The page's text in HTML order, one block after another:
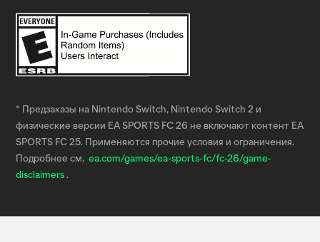
* Предзаказы на Nintendo Switch, Nintendo Switch 2 и
физические версии EA SPORTS FC 26 не включают контент EA
SPORTS FC 25. Применяются прочие условия и ограничения.
Подробнее см. ea.com/games/ea-sports-fc/fc-26/game-
disclaimers .